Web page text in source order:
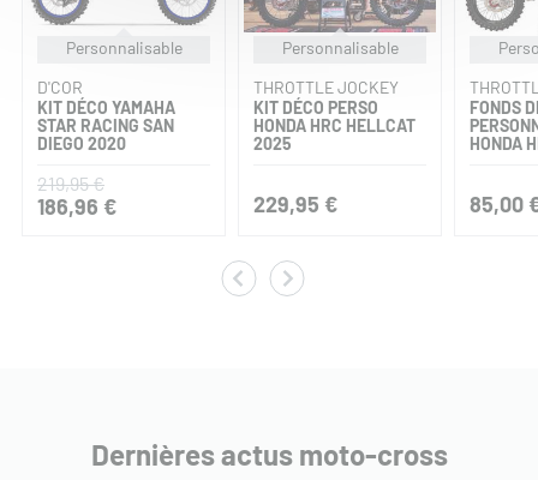
Personnalisable
D'COR
KIT DÉCO YAMAHA
STAR RACING SAN
DIEGO 2020
219,95 €
186,96 €
Personnalisable
THROTTLE JOCKEY
KIT DÉCO PERSO
HONDA HRC HELLCAT
2025
229,95 €
FONDS
HONDA
85,00
Dernières actus moto-cross